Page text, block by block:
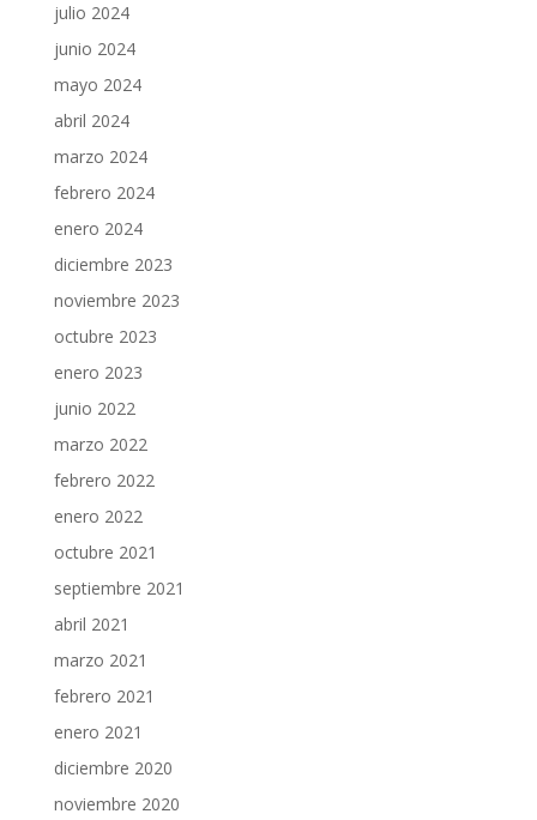
julio 2024
junio 2024
mayo 2024
abril 2024
marzo 2024
febrero 2024
enero 2024
diciembre 2023
noviembre 2023
octubre 2023
enero 2023
junio 2022
marzo 2022
febrero 2022
enero 2022
octubre 2021
septiembre 2021
abril 2021
marzo 2021
febrero 2021
enero 2021
diciembre 2020
noviembre 2020